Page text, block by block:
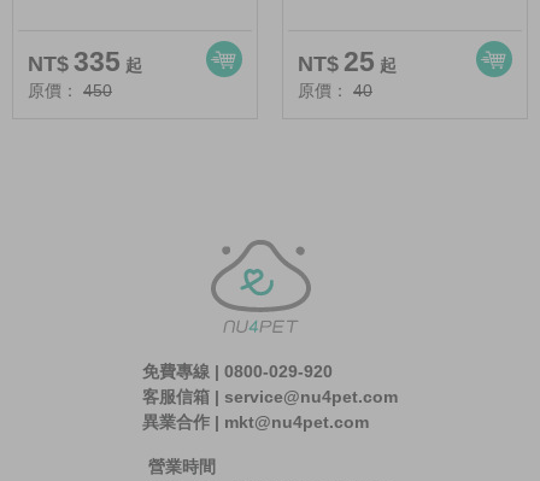
NT$ 335 起
原價：
450
NT$ 25 起
原價：
40
免費專線 | 0800-029-920
客服信箱 | service@nu4pet.com
異業合作 | mkt@nu4pet.com
營業時間